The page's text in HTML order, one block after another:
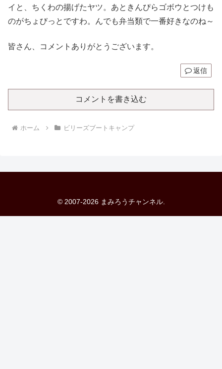
イと、ちくわの揚げたヤツ。あときんぴらゴボウとつけも
のがちょびっとですわ。んでも弁当類で一番好きなのね～
皆さん、コメントありがとうございます。
返信
コメントを書き込む
ホーム ビリーズブートキャンプ
© 2007-2026 まみろうチャンネル.